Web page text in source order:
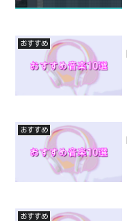
おすすめ
おすすめ
おすすめ